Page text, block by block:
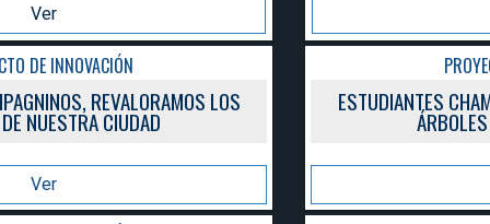
ESTUDIANTES CHAMPAGNINOS, REVALORAMOS LOS
ÁRBOLES DE NUESTRA CIUDAD